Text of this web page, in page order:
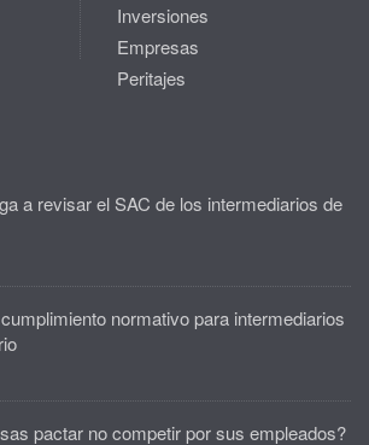
Inversiones
Empresas
Peritajes
a revisar el SAC de los intermediarios de
normativo para intermediarios
pactar no competir por sus empleados?